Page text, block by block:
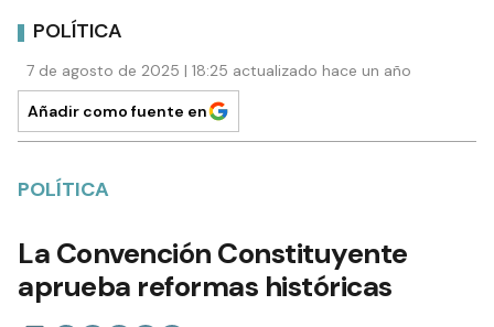
POLÍTICA
7 de agosto de 2025 | 18:25 actualizado hace un año
Añadir como fuente en
POLÍTICA
La Convención Constituyente
aprueba reformas históricas